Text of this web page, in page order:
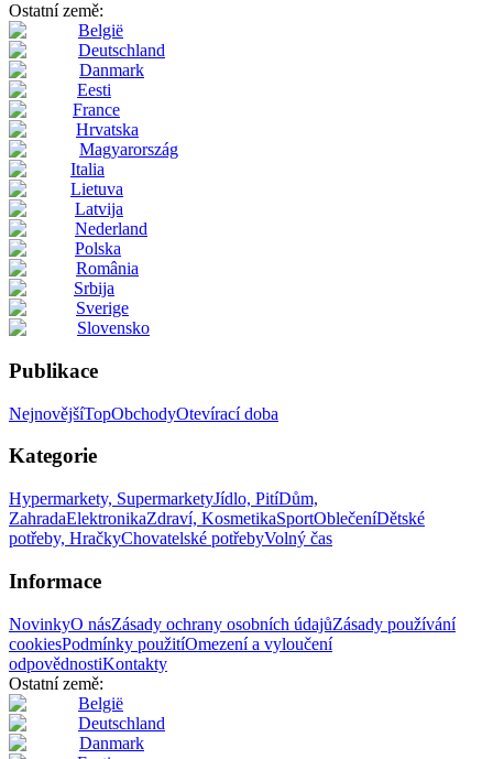
Ostatní země:
België
Deutschland
Danmark
Eesti
France
Hrvatska
Magyarország
Italia
Lietuva
Latvija
Nederland
Polska
România
Srbija
Sverige
Slovensko
Publikace
NejnovějšíTopObchodyOtevírací doba
Kategorie
Hypermarkety, SupermarketyJídlo, PitíDům,
ZahradaElektronikaZdraví, KosmetikaSportOblečeníDětské
potřeby, HračkyChovatelské potřebyVolný čas
Informace
NovinkyO násZásady ochrany osobních údajůZásady používání
cookiesPodmínky použitíOmezení a vyloučení
odpovědnostiKontakty
Ostatní země:
België
Deutschland
Danmark